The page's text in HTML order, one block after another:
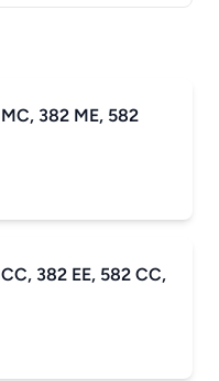
382 ME, 582
382 EE, 582 CC,